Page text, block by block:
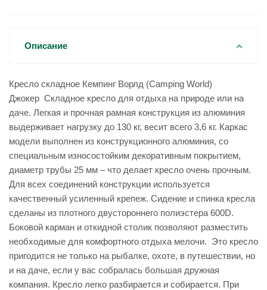
Описание
Кресло складное Кемпинг Ворлд (Camping World)
Джокер Складное кресло для отдыха на природе или на
даче. Легкая и прочная рамная конструкция из алюминия
выдерживает нагрузку до 130 кг, весит всего 3,6 кг. Каркас
модели выполнен из конструкционного алюминия, со
специальным износостойким декоративным покрытием,
диаметр трубы 25 мм – что делает кресло очень прочным.
Для всех соединений конструкции используется
качественный усиленный крепеж. Сидение и спинка кресла
сделаны из плотного двустороннего полиэстера 600D.
Боковой карман и откидной столик позволяют разместить
необходимые для комфортного отдыха мелочи. Это кресло
пригодится не только на рыбалке, охоте, в путешествии, но
и на даче, если у вас собралась большая дружная
компания. Кресло легко разбирается и собирается. При